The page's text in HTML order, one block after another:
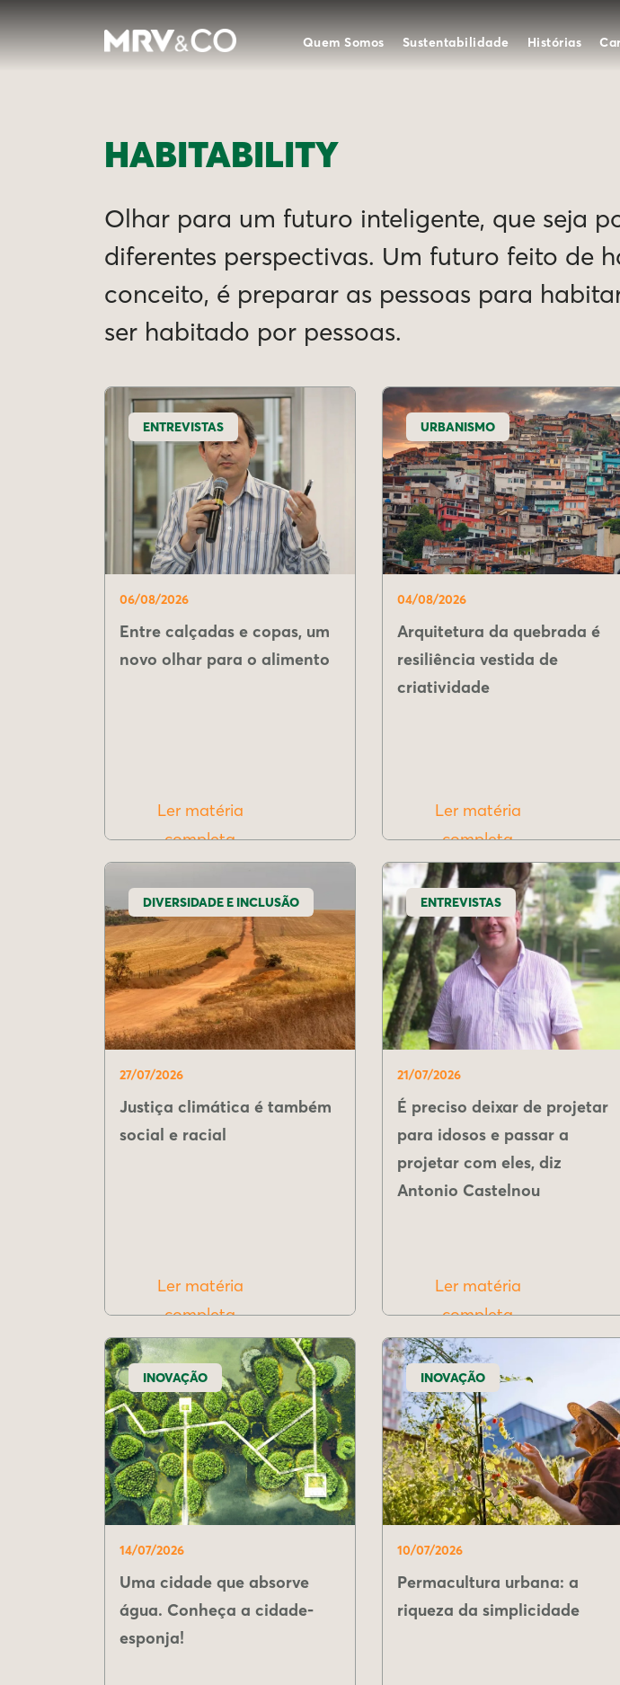
Quem Somos Sustentabilidade Histórias
HABITABILITY
Olhar para um futuro inteligente, que seja
diferentes perspectivas. Um futuro feito de
conceito, é preparar as pessoas para
ser habitado por pessoas.
ENTREVISTAS
06/08/2026
Entre calçadas e copas, um
novo olhar para o alimento
Ler matéria
completa
URBANISMO
04/08/2026
Arquitetura da quebrada é
resiliência vestida de
criatividade
Ler matéria
completa
DIVERSIDADE E INCLUSÃO
27/07/2026
Justiça climática é também
social e racial
Ler matéria
completa
ENTREVISTAS
21/07/2026
É preciso deixar de projetar
para idosos e passar a
projetar com eles, diz
Antonio Castelnou
Ler matéria
completa
INOVAÇÃO
14/07/2026
Uma cidade que absorve
água. Conheça a cidade-
esponja!
INOVAÇÃO
10/07/2026
Permacultura urbana: a
riqueza da simplicidade